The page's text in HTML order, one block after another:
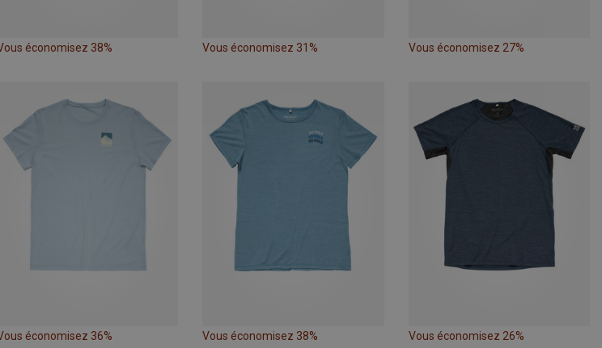
économisez 38% Vous économisez 31% Vous économisez 27%
économisez 36% Vous économisez 38% Vous économisez 26%